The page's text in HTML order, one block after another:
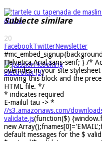
Subiecte similare
20
FacebookTwitterNewsletter
Helvetica,Arial,sans-serif; } /*
overrides in your site
moving this block and the
HTML file. */
* indicates required
E-mailul tau -> *
//s3.amazonaws.com/
validate.js(function($)
new
default messages for the $